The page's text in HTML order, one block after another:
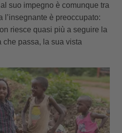
suo impegno è comunque tra
l’insegnante è preoccupato:
riesce quasi più a seguire la
che passa, la sua vista